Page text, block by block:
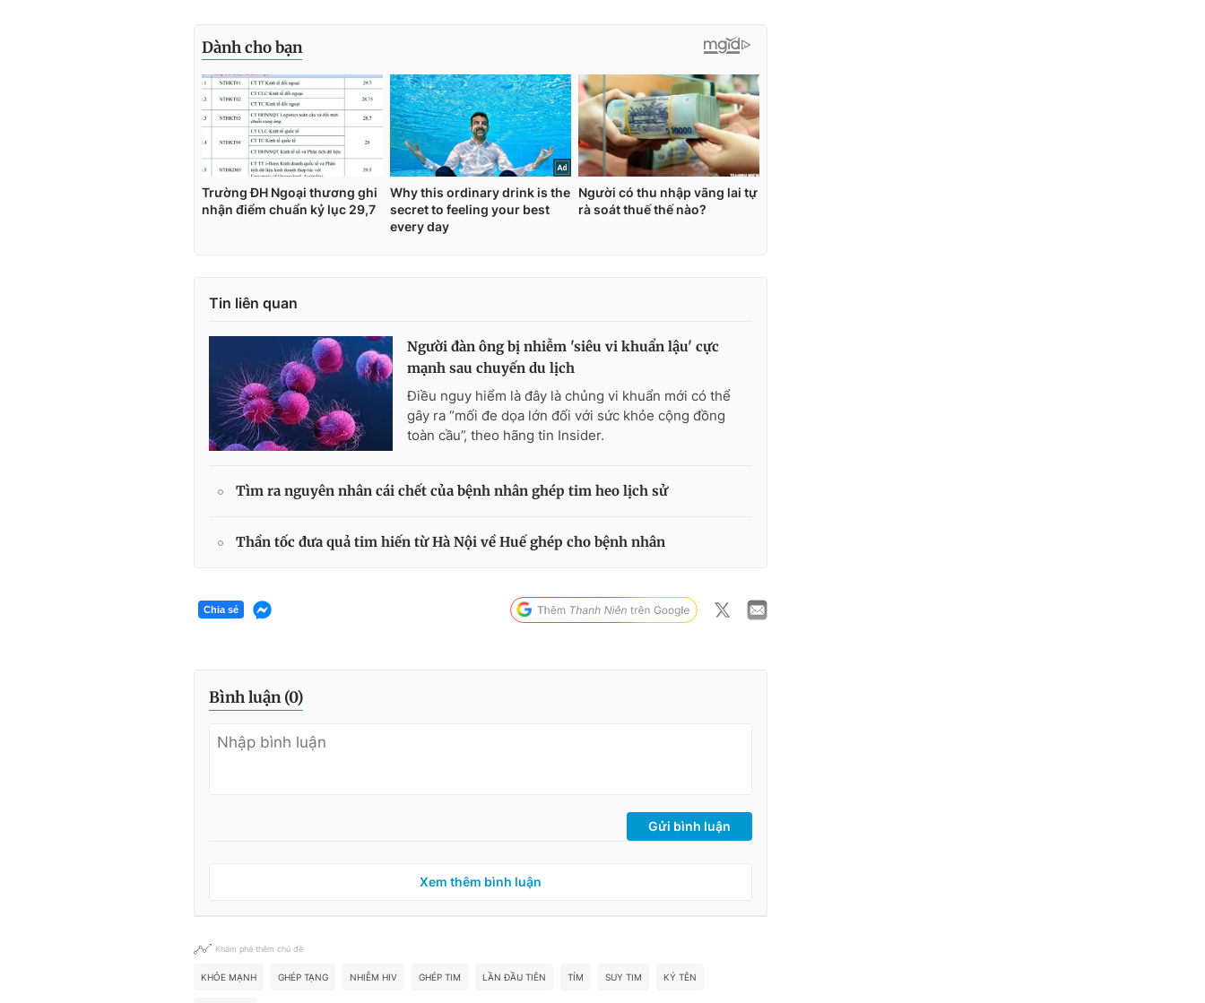
Tin liên quan
Người đàn ông bị nhiễm 'siêu vi khuẩn lậu' cực
mạnh sau chuyến du lịch
Điều nguy hiểm là đây là chủng vi khuẩn mới có thể
gây ra “mối đe dọa lớn đối với sức khỏe cộng đồng
toàn cầu”, theo hãng tin Insider.
Tìm ra nguyên nhân cái chết của bệnh nhân ghép tim heo lịch sử
Thần tốc đưa quả tim hiến từ Hà Nội về Huế ghép cho bệnh nhân
Chia sẻ
Bình luận (0)
Gửi bình luận
Xem thêm bình luận
Khám phá thêm chủ đề
KHỎE MẠNH GHÉP TẠNG NHIỄM HIV GHÉP TIM LẦN ĐẦU TIÊN TÍM SUY TIM KÝ TÊN